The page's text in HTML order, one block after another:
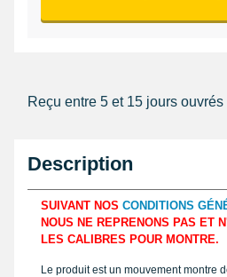
Reçu entre 5 et 15 jours ouvrés
Description
SUIVANT NOS CONDITIONS
NOUS NE REPRENONS PAS ET
LES CALIBRES POUR MONTRE.
Le produit est un mouvement montre